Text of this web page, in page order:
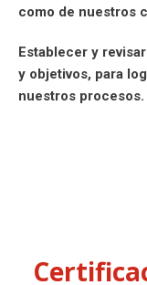
como de nuestros
Establecer y
y objetivos, para
nuestros procesos.